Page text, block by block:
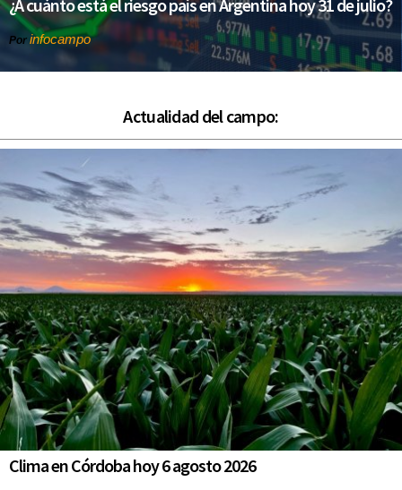
¿A cuánto está el riesgo país en Argentina hoy 31 de julio?
Por infocampo
Actualidad del campo:
Clima en Córdoba hoy 6 agosto 2026